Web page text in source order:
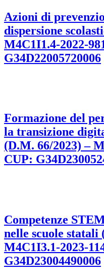
Azioni di
dispersione
M4C1I1.4-2022-
G34D22005720006
Formazione del
la transizione
(D.M. 66/2023) –
CUP:
Competenze
nelle scuole statali
M4C1I3.1-2023-
G34D23004490006